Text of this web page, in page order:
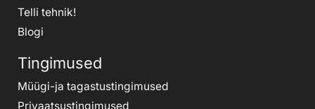
Telli tehnik!
Blogi
Tingimused
Müügi-ja tagastustingimused
Privaatsustingimused